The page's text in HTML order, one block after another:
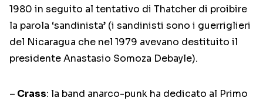
1980 in seguito al tentativo di Thatcher di proibire
la parola ‘sandinista’ (i sandinisti sono i guerriglieri
del Nicaragua che nel 1979 avevano destituito il
presidente Anastasio Somoza Debayle).
– Crass: la band anarco-punk ha dedicato al Primo